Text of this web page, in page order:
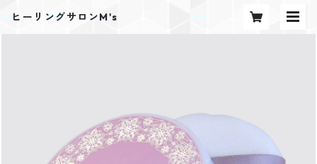
ヒーリングサロンM's